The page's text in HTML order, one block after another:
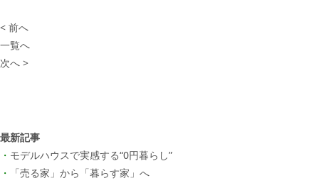
< 前へ
一覧へ
次へ >
最新記事
モデルハウスで実感する“0円暮らし”
「売る家」から「暮らす家」へ